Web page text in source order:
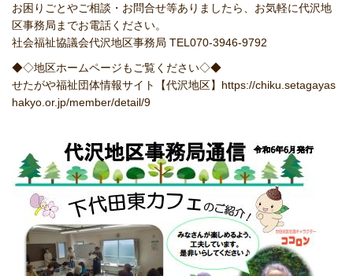
お困りごとやご相談・お問合せ等ありましたら、お気軽に代沢地
区事務局までお電話ください。
社会福祉協議会代沢地区事務局 TEL070-3946-9792
◆◇地区ホームページもご覧ください◇◆
せたがや福祉団体情報サイト【代沢地区】 https://chiku.setagayas
hakyo.or.jp/member/detail/9